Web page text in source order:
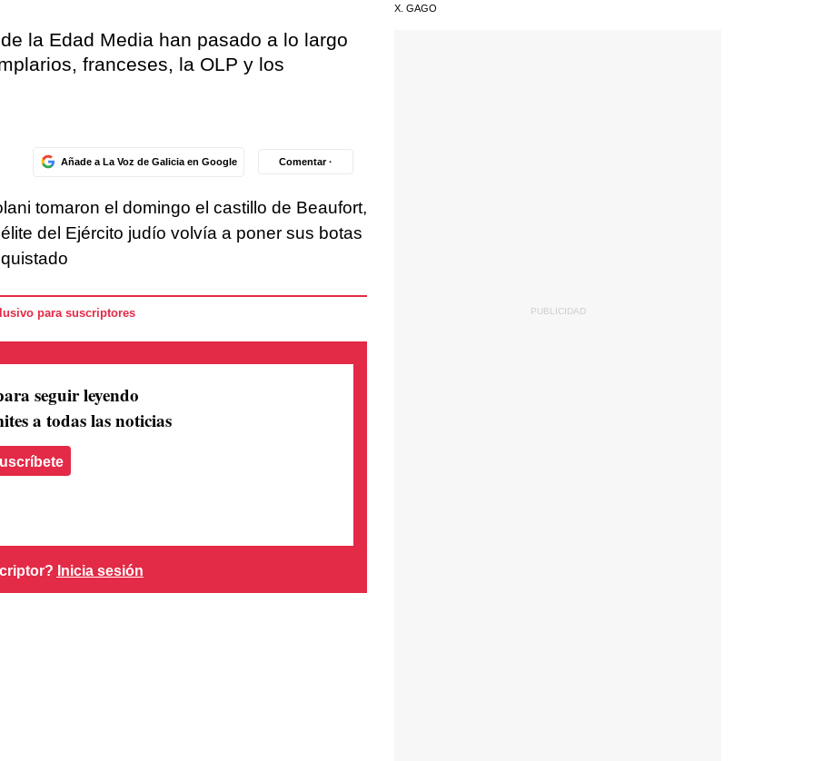
la Edad Media han pasado a lo largo
franceses, la OLP y los
Añade a La Voz de Galicia en Google Comentar ·
tomaron el domingo el castillo de Beaufort,
del Ejército judío volvía a poner sus botas
para suscriptores
seguir leyendo
a todas las noticias
Inicia sesión
X. GAGO